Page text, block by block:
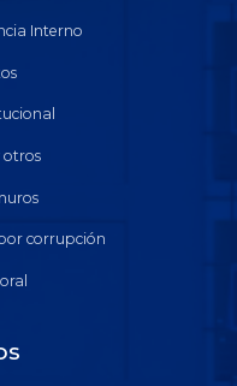
Interno
otros
corrupción